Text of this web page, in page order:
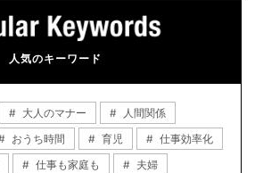
人気のキーワード
大人のマナー
人間関係
おうち時間 育児
仕事効率化
仕事も家庭も
夫婦